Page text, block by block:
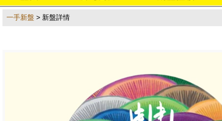
一手新盤 > 新盤詳情